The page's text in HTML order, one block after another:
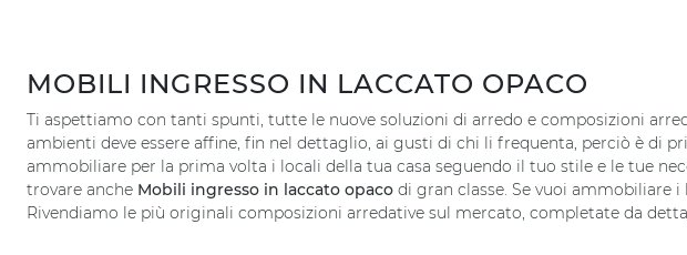
MOBILI INGRESSO IN LACCATO OPACO
Ti aspettiamo con tanti spunti, tutte le nuove soluzioni di arredo e composizioni
ambienti deve essere affine, fin nel dettaglio, ai gusti di chi li frequenta, perciò è di
ammobiliare per la prima volta i locali della tua casa seguendo il tuo stile e le tue
trovare anche Mobili ingresso in laccato opaco di gran classe. Se vuoi ammobiliare
Rivendiamo le più originali composizioni arredative sul mercato, completate da